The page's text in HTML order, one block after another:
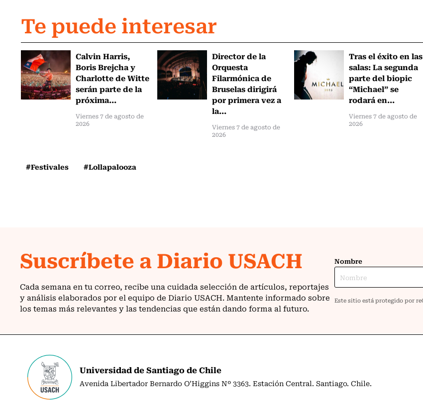
Te puede interesar
Calvin Harris,
Boris Brejcha y
Charlotte de Witte
serán parte de la
próxima...
Viernes 7 de agosto de
2026
Director de la
Orquesta
Filarmónica de
Bruselas dirigirá
por primera vez a
la...
Viernes 7 de agosto de
2026
Tras el éxito en las
salas: La segunda
parte del biopic
“Michael” se
rodará en...
Viernes 7 de agosto de
2026
#Festivales #Lollapalooza
Universidad de Santiago de Chile
Avenida Libertador Bernardo O’Higgins Nº 3363. Estación Central. Santiago. Chile.